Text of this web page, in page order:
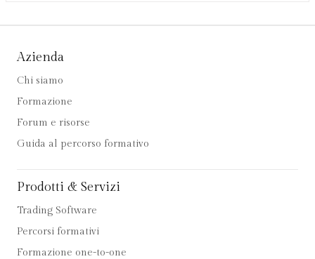
Azienda
Chi siamo
Formazione
Forum e risorse
Guida al percorso formativo
Prodotti & Servizi
Trading Software
Percorsi formativi
Formazione one-to-one